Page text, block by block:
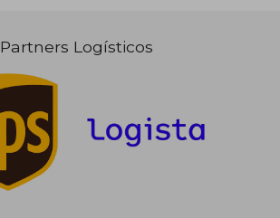
Partners Logísticos